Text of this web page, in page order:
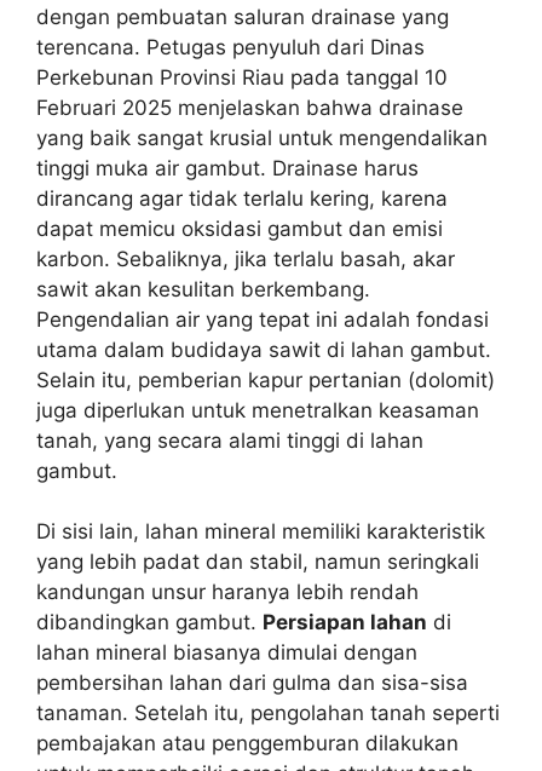
dengan pembuatan saluran drainase yang
terencana. Petugas penyuluh dari Dinas
Perkebunan Provinsi Riau pada tanggal 10
Februari 2025 menjelaskan bahwa drainase
yang baik sangat krusial untuk mengendalikan
tinggi muka air gambut. Drainase harus
dirancang agar tidak terlalu kering, karena
dapat memicu oksidasi gambut dan emisi
karbon. Sebaliknya, jika terlalu basah, akar
sawit akan kesulitan berkembang.
Pengendalian air yang tepat ini adalah fondasi
utama dalam budidaya sawit di lahan gambut.
Selain itu, pemberian kapur pertanian (dolomit)
juga diperlukan untuk menetralkan keasaman
tanah, yang secara alami tinggi di lahan
gambut.
Di sisi lain, lahan mineral memiliki karakteristik
yang lebih padat dan stabil, namun seringkali
kandungan unsur haranya lebih rendah
dibandingkan gambut. Persiapan lahan di
lahan mineral biasanya dimulai dengan
pembersihan lahan dari gulma dan sisa-sisa
tanaman. Setelah itu, pengolahan tanah seperti
pembajakan atau penggemburan dilakukan